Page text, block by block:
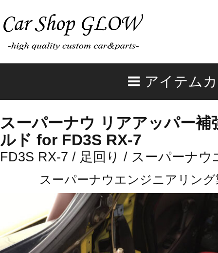
アイテム
スーパーナウ リアアッパー
ルド for FD3S RX-7
FD3S RX-7 / 足回り / スーパーナ
スーパーナウエンジニアリン